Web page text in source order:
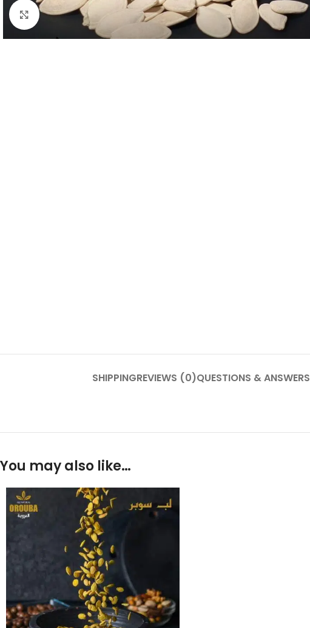
Click to enlarge
SHIPPINGREVIEWS (0)QUESTIONS & ANSWERS
You may also like…